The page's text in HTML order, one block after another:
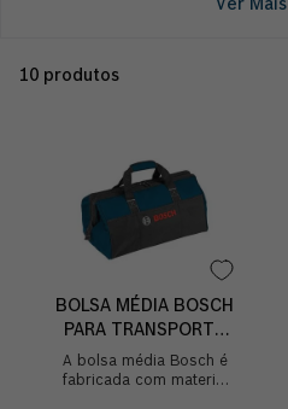
Ver Mais
10 produtos
BOLSA MÉDIA BOSCH
PARA TRANSPORTE
DE FERRAMENTAS
A bolsa média Bosch é
fabricada com material